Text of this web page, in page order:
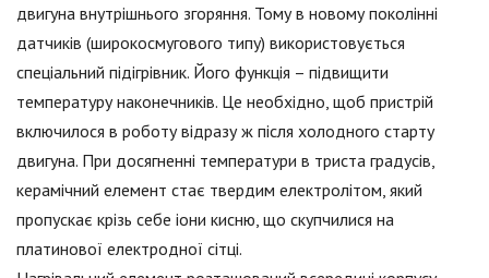
двигуна внутрішнього згоряння. Тому в новому поколінні
датчиків (широкосмугового типу) використовується
спеціальний підігрівник. Його функція – підвищити
температуру наконечників. Це необхідно, щоб пристрій
включилося в роботу відразу ж після холодного старту
двигуна. При досягненні температури в триста градусів,
керамічний елемент стає твердим електролітом, який
пропускає крізь себе іони кисню, що скупчилися на
платинової електродної сітці.